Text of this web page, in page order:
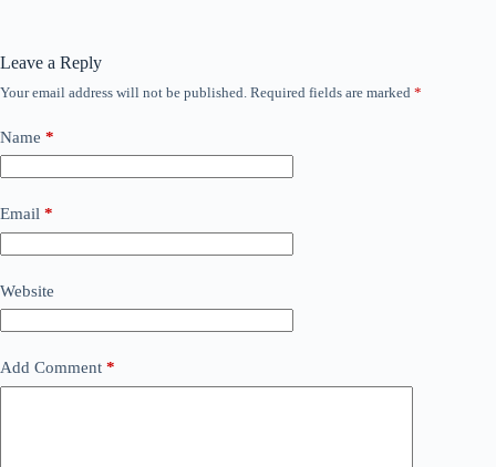
Leave a Reply
Your email address will not be published. Required fields are marked *
Name *
Email *
Website
Add Comment *